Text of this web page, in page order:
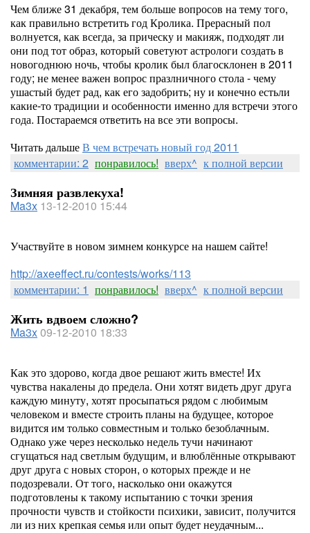
Чем ближе 31 декабря, тем больше вопросов на тему того,
как правильно встретить год Кролика. Прерасный пол
волнуется, как всегда, за прическу и макияж, подходят ли
они под тот образ, который советуют астрологи создать в
новогоднюю ночь, чтобы кролик был благосклонен в 2011
году; не менее важен вопрос празлничного стола - чему
ушастый будет рад, как его задобрить; ну и конечно естьли
какие-то традиции и особенности именно для встречи этого
года. Постараемся ответить на все эти вопросы.
Читать дальшеВ чем встречать новый год 2011
комментарии: 2 понравилось! вверх^ к полной версии
Зимняя развлекуха!
Ma3x 13-12-2010 15:44
Участвуйте в новом зимнем конкурсе на нашем сайте!
http://axeeffect.ru/contests/works/113
комментарии: 1 понравилось! вверх^ к полной версии
Жить вдвоем сложно?
Ma3x09-12-2010 18:33
Как это здорово, когда двое решают жить вместе! Их
чувства накалены до предела. Они хотят видеть друг друга
каждую минуту, хотят просыпаться рядом с любимым
человеком и вместе строить планы на будущее, которое
видится им только совместным и только безоблачным.
Однако уже через несколько недель тучи начинают
сгущаться над светлым будущим, и влюблённые открывают
друг друга с новых сторон, о которых прежде и не
подозревали. От того, насколько они окажутся
подготовлены к такому испытанию с точки зрения
прочности чувств и стойкости психики, зависит, получится
ли из них крепкая семья или опыт будет неудачным...